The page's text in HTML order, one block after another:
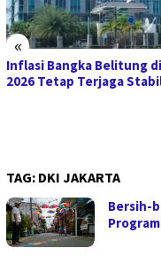
«
Inflasi Bangka Belitung
2026 Tetap Terjaga
TAG: DKI JAKARTA
Bersih-